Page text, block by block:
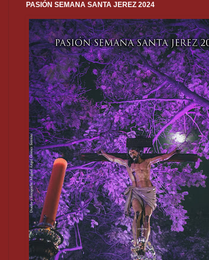
PASIÓN SEMANA SANTA JEREZ 2024